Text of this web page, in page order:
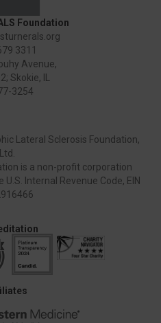
Foundation
3311
Avenue,
Skokie, IL
3254
Lateral Sclerosis Foundation,
Ltd.
is a non-profit corporation
Internal Revenue Code, EIN